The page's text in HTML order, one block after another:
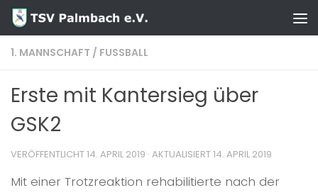
Zum Inhalt springen
1. MANNSCHAFT / FUSSBALL
Erste mit Kantersieg über
GSK2
VERÖFFENTLICHT14. APRIL 2019 · AKTUALISIERT14. APRIL 2019
Mit einer Trotzreaktion rehabilitierte nach der